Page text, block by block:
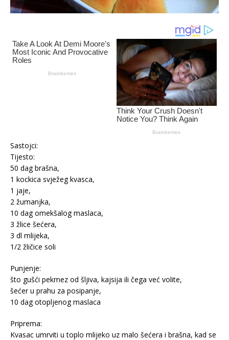
Sastojci:
Tijesto:
50 dag brašna,
1 kockica svježeg kvasca,
1 jaje,
2 žumanjka,
10 dag omekšalog maslaca,
3 žlice šećera,
3 dl mlijeka,
1/2 žličice soli
Punjenje:
što gušći pekmez od šljiva, kajsija ili čega već volite,
šećer u prahu za posipanje,
10 dag otopljenog maslaca
Priprema:
Kvasac umrviti u toplo mlijeko uz malo šećera i brašna, kad se